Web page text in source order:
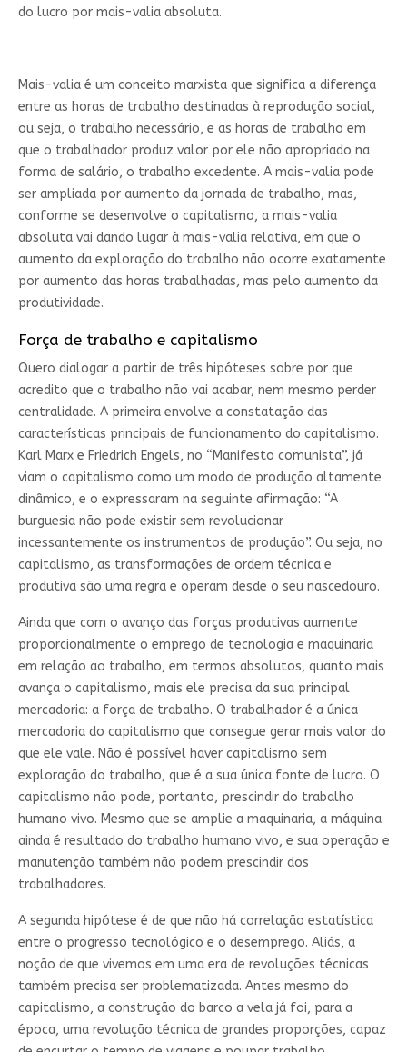
do lucro por mais-valia absoluta.
Mais-valia é um conceito marxista que significa a diferença
entre as horas de trabalho destinadas à reprodução social,
ou seja, o trabalho necessário, e as horas de trabalho em
que o trabalhador produz valor por ele não apropriado na
forma de salário, o trabalho excedente. A mais-valia pode
ser ampliada por aumento da jornada de trabalho, mas,
conforme se desenvolve o capitalismo, a mais-valia
absoluta vai dando lugar à mais-valia relativa, em que o
aumento da exploração do trabalho não ocorre exatamente
por aumento das horas trabalhadas, mas pelo aumento da
produtividade.
Força de trabalho e capitalismo
Quero dialogar a partir de três hipóteses sobre por que
acredito que o trabalho não vai acabar, nem mesmo perder
centralidade. A primeira envolve a constatação das
características principais de funcionamento do capitalismo.
Karl Marx e Friedrich Engels, no “Manifesto comunista”, já
viam o capitalismo como um modo de produção altamente
dinâmico, e o expressaram na seguinte afirmação: “A
burguesia não pode existir sem revolucionar
incessantemente os instrumentos de produção”. Ou seja, no
capitalismo, as transformações de ordem técnica e
produtiva são uma regra e operam desde o seu nascedouro.
Ainda que com o avanço das forças produtivas aumente
proporcionalmente o emprego de tecnologia e maquinaria
em relação ao trabalho, em termos absolutos, quanto mais
avança o capitalismo, mais ele precisa da sua principal
mercadoria: a força de trabalho. O trabalhador é a única
mercadoria do capitalismo que consegue gerar mais valor do
que ele vale. Não é possível haver capitalismo sem
exploração do trabalho, que é a sua única fonte de lucro. O
capitalismo não pode, portanto, prescindir do trabalho
humano vivo. Mesmo que se amplie a maquinaria, a máquina
ainda é resultado do trabalho humano vivo, e sua operação e
manutenção também não podem prescindir dos
trabalhadores.
A segunda hipótese é de que não há correlação estatística
entre o progresso tecnológico e o desemprego. Aliás, a
noção de que vivemos em uma era de revoluções técnicas
também precisa ser problematizada. Antes mesmo do
capitalismo, a construção do barco a vela já foi, para a
época, uma revolução técnica de grandes proporções, capaz